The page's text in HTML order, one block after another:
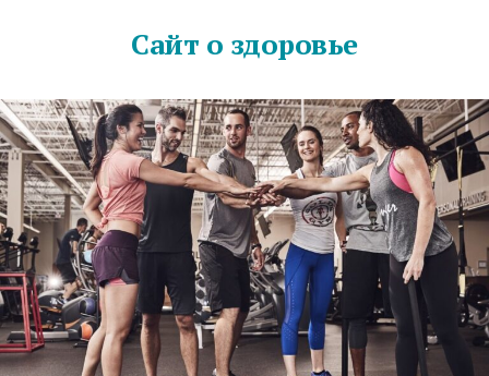
Сайт о здоровье